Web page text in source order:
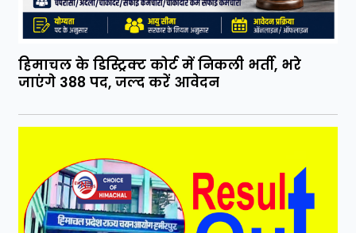
हिमाचल के डिस्ट्रिक्ट कोर्ट में निकली भर्ती, भरे
जाएंगे 388 पद, जल्द करें आवेदन